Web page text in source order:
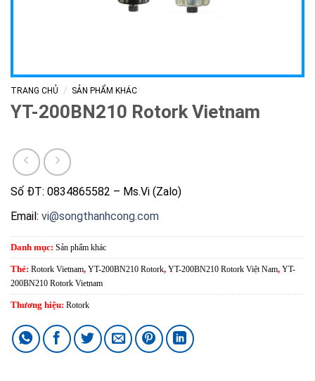
TRANG CHỦ / SẢN PHẨM KHÁC
YT-200BN210 Rotork Vietnam
Số ĐT: 0834865582 – Ms.Vi (Zalo)
Email: vi@songthanhcong.com
Danh mục: Sản phẩm khác
Thẻ: Rotork Vietnam, YT-200BN210 Rotork, YT-200BN210 Rotork Việt Nam, YT-
200BN210 Rotork Vietnam
Thương hiệu: Rotork